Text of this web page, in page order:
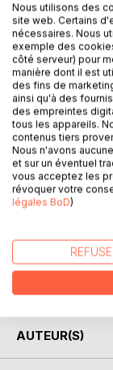
Ajouter à ma
Laisser un avis
Les mots ont-
en lisant ce
AUTEUR(S)
Nous utilisons des
site web. Certains
nécessaires. Nous
exemple des
côté serveur) pour
manière dont il est
des fins de
ainsi qu'à des
des empreintes
tous les appareils.
contenus tiers
Nous n'avons
et sur un éventuel
vous acceptez les
révoquer votre
légales BoD)